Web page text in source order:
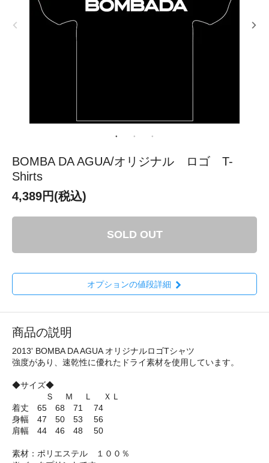
BOMBA DA AGUA/オリジナル ロゴ T-
Shirts
4,389円(税込)
SOLD OUT
オプションの値段詳細
商品の説明
2013' BOMBA DA AGUA オリジナルロゴTシャツ
強度があり、速乾性に優れたドライ素材を使用しています。
◆サイズ◆
Ｓ Ｍ Ｌ ＸＬ
着丈 65 68 71 74
身幅 47 50 53 56
肩幅 44 46 48 50
素材：ポリエステル １００％